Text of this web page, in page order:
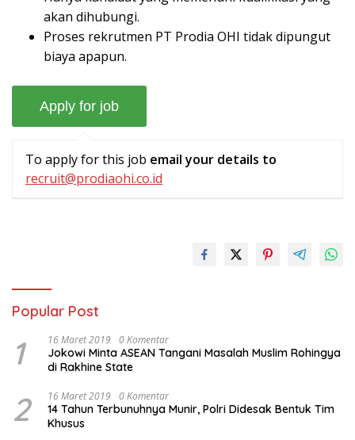
akan dihubungi.
Proses rekrutmen PT Prodia OHI tidak dipungut
biaya apapun.
To apply for this job email your details to
recruit@prodiaohi.co.id
Popular Post
1 16 Maret 2019 0 Komentar
Jokowi Minta ASEAN Tangani Masalah Muslim Rohingya
di Rakhine State
2 16 Maret 2019 0 Komentar
14 Tahun Terbunuhnya Munir, Polri Didesak Bentuk Tim
Khusus